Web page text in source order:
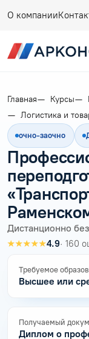
О компании
Главная Курсы
Логистика и
очно-заочно
Дистанционно
★★★★★4.9· 160
Требуемое
Высшее или
Получаемый
Диплом о